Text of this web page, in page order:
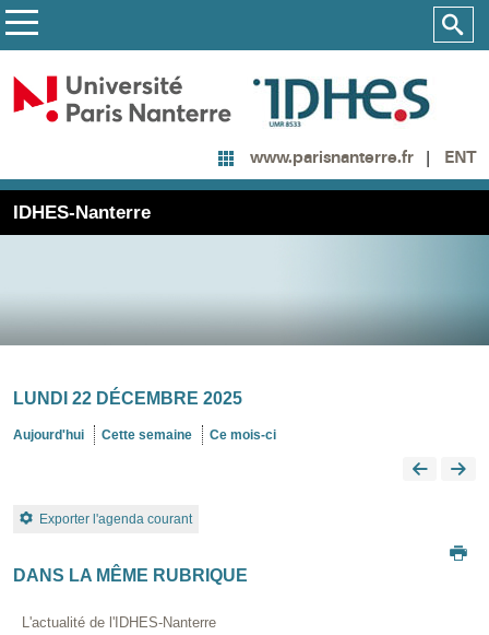
www.parisnanterre.fr ENT
IDHES-Nanterre
LUNDI 22 DÉCEMBRE 2025
Aujourd'hui Cette semaine Ce mois-ci
Exporter l'agenda courant
DANS LA MÊME RUBRIQUE
L'actualité de l'IDHES-Nanterre